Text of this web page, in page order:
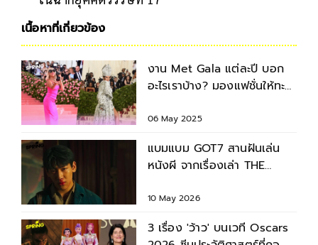
เนื้อหาที่เกี่ยวข้อง
งาน Met Gala แต่ละปี บอก
อะไรเราบ้าง? มองแฟชั่นให้ทะลุ
06 May 2025
แบมแบม GOT7 สานฝันเล่น
หนังผี จากเรื่องเล่า THE
10 May 2026
3 เรื่อง 'ว้าว' บนเวที Oscars